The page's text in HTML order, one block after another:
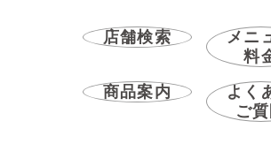
店舗検索
メニ
料
商品案内
よく
ご